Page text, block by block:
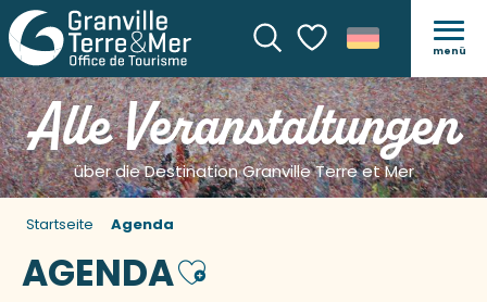
SucheVoir les favoris
menü
Alle Veranstaltungen
über die Destination Granville Terre et Mer
Startseite Agenda
AGENDAAjouter aux favoris